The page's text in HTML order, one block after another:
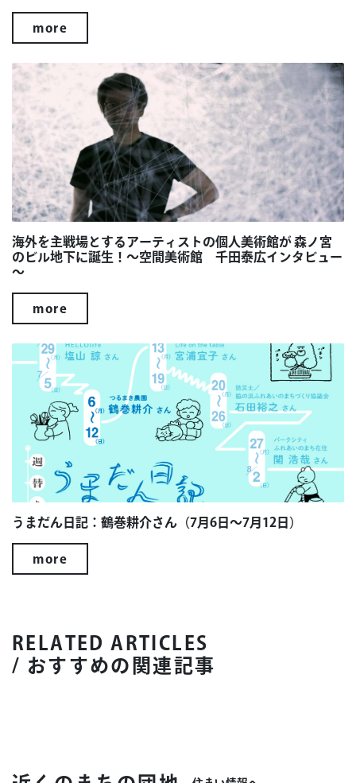
more
海外を主戦場とするアーティストの個人美術館が 森ノ宮
のビル地下に誕生！～空間美術館 千田泰広インタビュー
～
more
うまだん日記：鶴巻耕介さん（7月6日～7月12日）
more
RELATED ARTICLES
/ おすすめの関連記事